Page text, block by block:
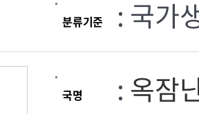
분류기준 : 국가
국명 : 옥잠